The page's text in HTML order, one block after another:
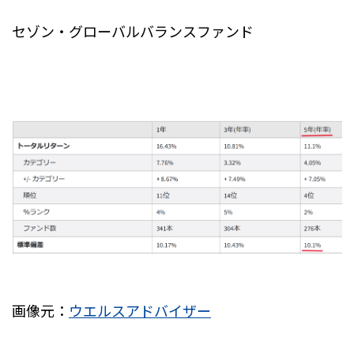
セゾン・グローバルバランスファンド
画像元： ウエルスアドバイザー